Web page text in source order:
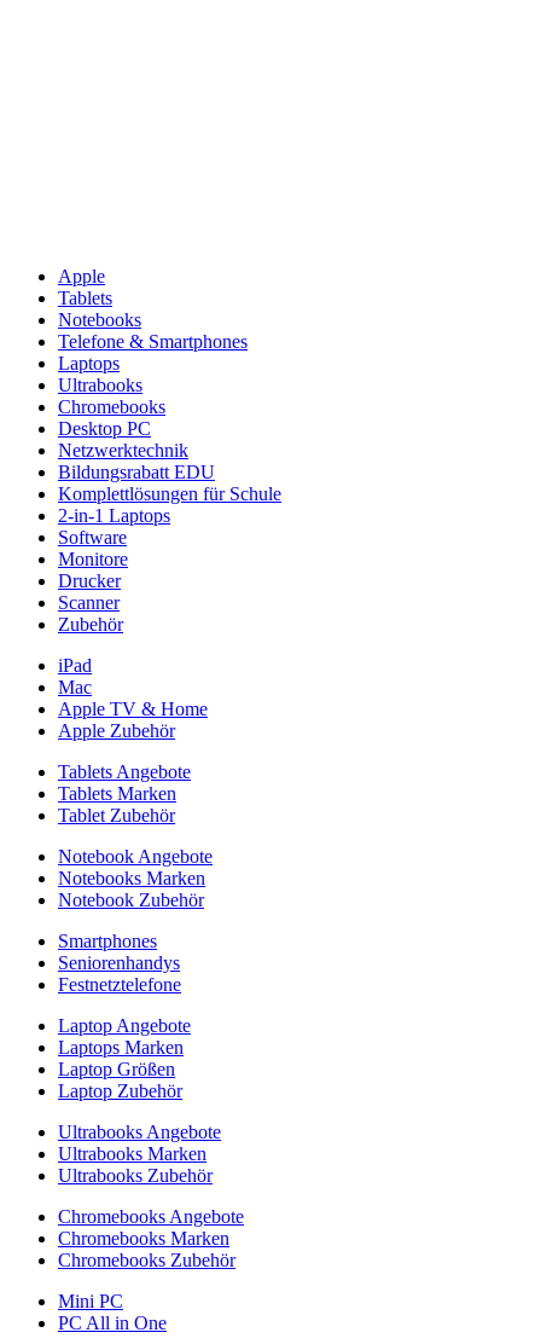
Apple
Tablets
Notebooks
Telefone & Smartphones
Laptops
Ultrabooks
Chromebooks
Desktop PC
Netzwerktechnik
Bildungsrabatt EDU
Komplettlösungen für Schule
2-in-1 Laptops
Software
Monitore
Drucker
Scanner
Zubehör
iPad
Mac
Apple TV & Home
Apple Zubehör
Tablets Angebote
Tablets Marken
Tablet Zubehör
Notebook Angebote
Notebooks Marken
Notebook Zubehör
Smartphones
Seniorenhandys
Festnetztelefone
Laptop Angebote
Laptops Marken
Laptop Größen
Laptop Zubehör
Ultrabooks Angebote
Ultrabooks Marken
Ultrabooks Zubehör
Chromebooks Angebote
Chromebooks Marken
Chromebooks Zubehör
Mini PC
PC All in One